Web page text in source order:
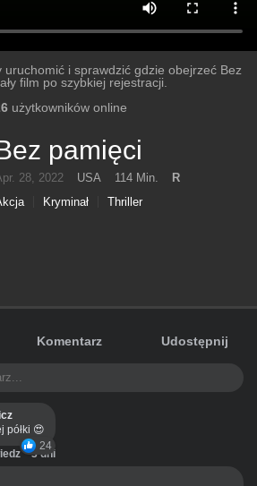
i sprawdzić gdzie obejrzeć Bez
film po szybkiej rejestracji.
użytkowników online
pamięci
28, 2022 USA 114 Min.
R
Kryminał Thriller
Komentarz Udostępnij
półki 😍
24
3 dni